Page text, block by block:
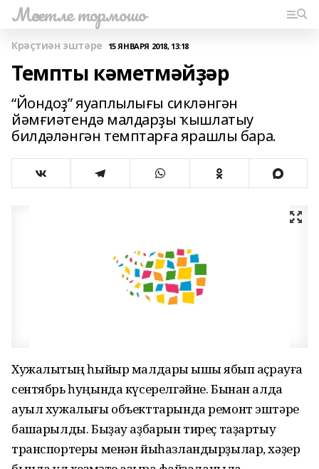
Мәсетле тормошо
Крәҫтиән эштәре 15 ЯНВАРЯ 2018, 13:18
Темпты кәметмәйҙәр
“Йондоҙ” яуаплылығы сикләнгән
йәмғиәтендә малдарҙы ҡышлатыу
билдәләнгән темптарға ярашлы бара.
Хужалыҡтың һыйыр малдары ҡышҡы ябып аҫрауға
сентябрь һуңында күсерелгәйне. Бынан алда
ауыл хужалығы объекттарында ремонт эштәре
башҡарылды. Быҙау аҙбарын тиреҫ таҙартыу
транспортеры менән йыһазландырҙылар, хәҙер